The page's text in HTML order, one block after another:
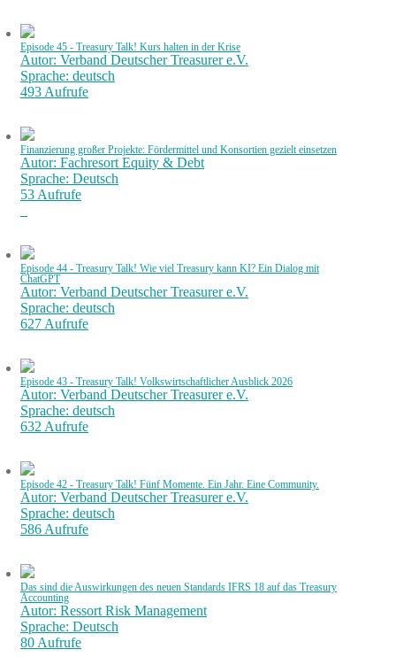
Episode 45 - Treasury Talk! Kurs halten in der Krise
Autor: Verband Deutscher Treasurer e.V.
Sprache: deutsch
493 Aufrufe
Finanzierung großer Projekte: Fördermittel und Konsortien gezielt einsetzen
Autor: Fachresort Equity & Debt
Sprache: Deutsch
53 Aufrufe
Episode 44 - Treasury Talk! Wie viel Treasury kann KI? Ein Dialog mit
ChatGPT
Autor: Verband Deutscher Treasurer e.V.
Sprache: deutsch
627 Aufrufe
Episode 43 - Treasury Talk! Volkswirtschaftlicher Ausblick 2026
Autor: Verband Deutscher Treasurer e.V.
Sprache: deutsch
632 Aufrufe
Episode 42 - Treasury Talk! Fünf Momente. Ein Jahr. Eine Community.
Autor: Verband Deutscher Treasurer e.V.
Sprache: deutsch
586 Aufrufe
Das sind die Auswirkungen des neuen Standards IFRS 18 auf das Treasury
Accounting
Autor: Ressort Risk Management
Sprache: Deutsch
80 Aufrufe